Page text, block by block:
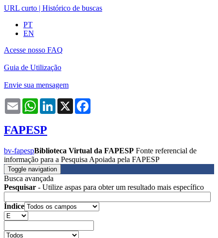
URL curto | Histórico de buscas
PT
EN
Acesse nosso FAQ
Guia de Utilização
Envie sua mensagem
Email WhatsAppLinkedIn
X
FAPESP
bv-fapespBiblioteca Virtual da FAPESP Fonte referencial de
informação para a Pesquisa Apoiada pela FAPESP
Toggle navigation
Busca avançada
Pesquisar - Utilize aspas para obter um resultado mais específico
Índice